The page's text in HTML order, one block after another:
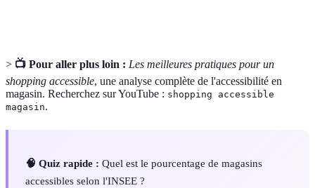
> 📺 Pour aller plus loin : Les meilleures pratiques pour un
shopping accessible, une analyse complète de l'accessibilité en
magasin. Recherchez sur YouTube : shopping accessible
magasin.
🧠 Quiz rapide : Quel est le pourcentage de magasins
accessibles selon l'INSEE ?